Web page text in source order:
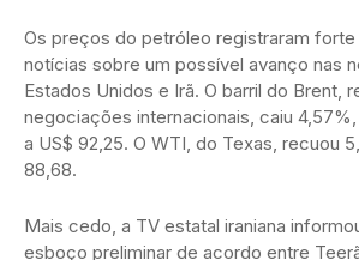
Os preços do petróleo registraram forte
notícias sobre um possível avanço nas
Estados Unidos e Irã. O barril do Brent,
negociações internacionais, caiu
a US$ 92,25. O WTI, do Texas, recuou
88,68.
Mais cedo, a TV estatal iraniana
esboço preliminar de acordo entre